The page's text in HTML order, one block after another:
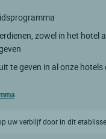
zowel in het hotel
te geven in al onze hotels
uw verblijf door in dit